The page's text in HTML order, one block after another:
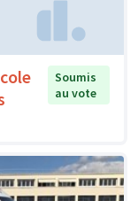
Soumis
au vote